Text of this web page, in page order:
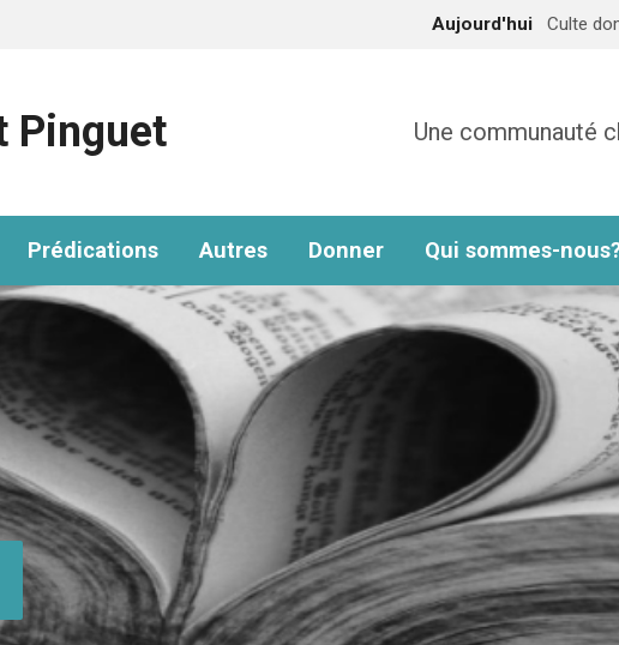
Aujourd'hui Culte
Pinguet Une communauté
Prédications Autres Donner Qui sommes-